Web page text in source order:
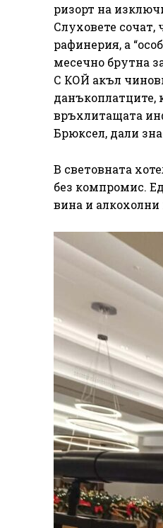
ризорт на
Слуховете
рафинерия, а
месечно брутна
С КОЙ акъл
данъкоплатците,
връхлитащата
Брюксел, дали
В световната
без компромис.
вина и